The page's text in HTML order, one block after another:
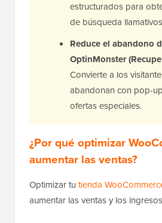
estructurados para
de búsqueda
Reduce el abandono
OptinMonster
Convierte a los
abandonan con pop-
ofertas especiales.
¿Por qué optimizar
aumentar las ventas?
Optimizar tu tienda
aumentar las ventas y los